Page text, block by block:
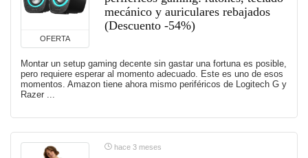
OFERTA
mecánico y auriculares rebajados
(Descuento -54%)
Montar un setup gaming decente sin gastar una fortuna es posible,
pero requiere esperar al momento adecuado. Este es uno de esos
momentos. Amazon tiene ahora mismo periféricos de Logitech G y
Razer ...
hace 3 meses